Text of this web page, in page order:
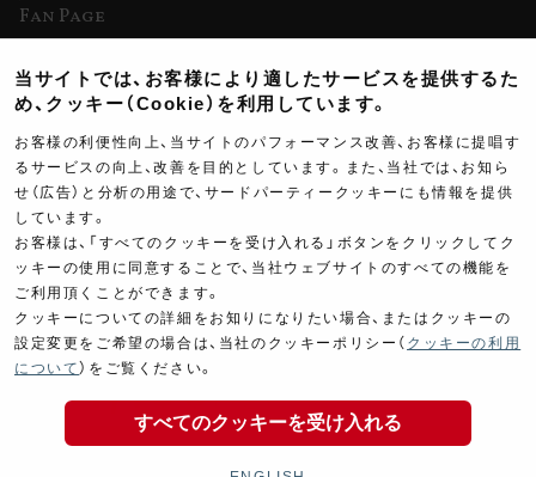
14,100(税込￥15,510)
Fan Page
ヨシムラTV
イベント情報
イベントスケジュール
ツーリングブレイクタイム
製品ポスター
Copyright ©YOSHIMURA JAPAN Co,Ltd. All Rights
当サイトでは、お客様により適したサービスを提供するた
め、クッキー（Cookie）を利用しています。
お客様の利便性向上、当サイトのパフォーマンス改善、お客様に提唱す
るサービスの向上、改善を目的としています。また、当社では、お知ら
せ（広告）と分析の用途で、サードパーティークッキーにも情報を提供
しています。
お客様は、「すべてのクッキーを受け入れる」ボタンをクリックしてク
ッキーの使用に同意することで、当社ウェブサイトのすべての機能を
ご利用頂くことができます。
クッキーについての詳細をお知りになりたい場合、またはクッキーの
設定変更をご希望の場合は、当社のクッキーポリシー（ クッキーの利用
について ）をご覧ください。
すべてのクッキーを受け入れる